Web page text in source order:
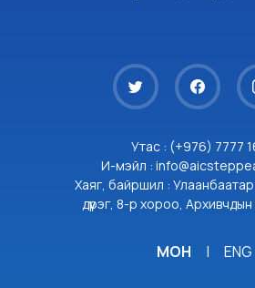
Утас : (+976) 7777
И-мэйл :
Хаяг, байршил :
дүүрэг, 8-р хороо,
МОН | ENG